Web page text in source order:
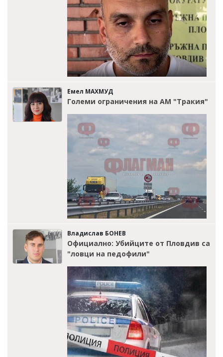
Емел МАХМУД
Големи ограничения на АМ "Тракия"
Владислав БОНЕВ
Официално: Убийците от Пловдив са
"ловци на педофили"